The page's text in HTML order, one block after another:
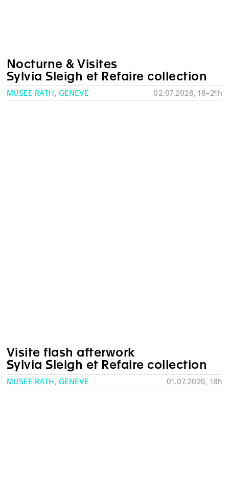
Nocturne & Visites
Sylvia Sleigh et Refaire collection
MUSÉE RATH, GENÈVE 02.07.2026, 18–21h
Visite flash afterwork
Sylvia Sleigh et Refaire collection
MUSÉE RATH, GENÈVE 01.07.2026, 18h